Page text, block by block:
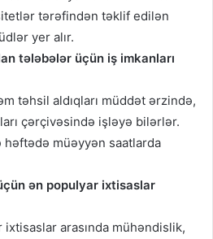
tərəfindən təklif edilən
yer alır.
tələbələr üçün iş imkanları
təhsil aldıqları müddət ərzində,
çərçivəsində işləyə bilərlər.
müəyyən saatlarda
ən populyar ixtisaslar
arasında mühəndislik,